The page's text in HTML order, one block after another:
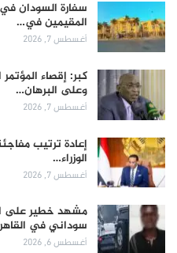
سفارة السودان
المقيمين في…
أغسطس 7, 2026
كبر: إقصاء
وعلى البرهان…
أغسطس 7, 2026
إعادة ترتيب
الوزراء…
أغسطس 7, 2026
مشهد خطير على
سوداني في
أغسطس 6, 2026